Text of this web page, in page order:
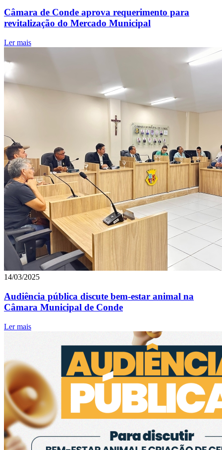
Câmara de Conde aprova requerimento para
revitalização do Mercado Municipal
Ler mais
14/03/2025
Audiência pública discute bem-estar animal na
Câmara Municipal de Conde
Ler mais